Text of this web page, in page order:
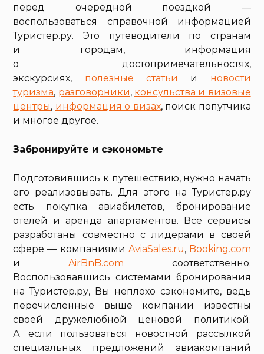
перед очередной поездкой —
воспользоваться справочной информацией
Туристер.ру. Это путеводители по странам
и городам, информация
о достопримечательностях,
экскурсиях, полезные статьи и новости
туризма, разговорники, консульства и визовые
центры, информация о визах, поиск попутчика
и многое другое.
Забронируйте и сэкономьте
Подготовившись к путешествию, нужно начать
его реализовывать. Для этого на Туристер.ру
есть покупка авиабилетов, бронирование
отелей и аренда апартаментов. Все сервисы
разработаны совместно с лидерами в своей
сфере — компаниями AviaSales.ru, Booking.com
и AirBnB.com соответственно.
Воспользовавшись системами бронирования
на Туристер.ру, Вы неплохо сэкономите, ведь
перечисленные выше компании известны
своей дружелюбной ценовой политикой.
А если пользоваться новостной рассылкой
специальных предложений авиакомпаний